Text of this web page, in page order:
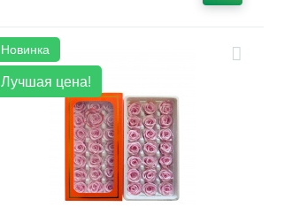
Новинка
Лучшая цена!